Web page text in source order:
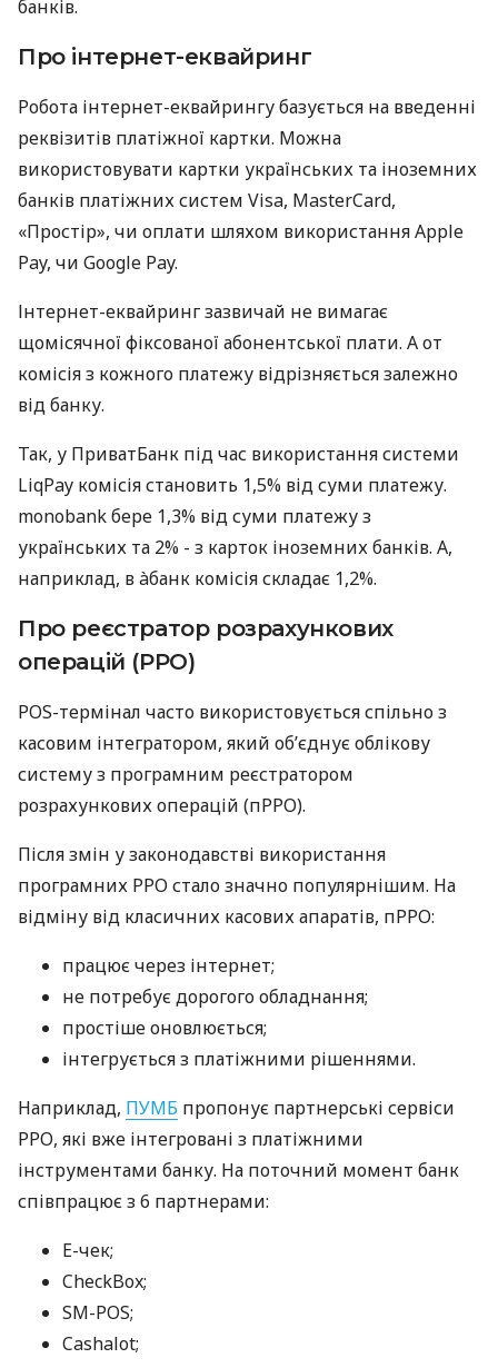
банків.
Про інтернет-еквайринг
Робота інтернет-еквайрингу базується на введенні
реквізитів платіжної картки. Можна
використовувати картки українських та іноземних
банків платіжних систем Visa, MasterCard,
«Простір», чи оплати шляхом використання Apple
Pay, чи Google Pay.
Інтернет-еквайринг зазвичай не вимагає
щомісячної фіксованої абонентської плати. А от
комісія з кожного платежу відрізняється залежно
від банку.
Так, у ПриватБанк під час використання системи
LiqPay комісія становить 1,5% від суми платежу.
monobank бере 1,3% від суми платежу з
українських та 2% - з карток іноземних банків. А,
наприклад, в àбанк комісія складає 1,2%.
Про реєстратор розрахункових
операцій (РРО)
POS-термінал часто використовується спільно з
касовим інтегратором, який об’єднує облікову
систему з програмним реєстратором
розрахункових операцій (пРРО).
Після змін у законодавстві використання
програмних РРО стало значно популярнішим. На
відміну від класичних касових апаратів, пРРО:
працює через інтернет;
не потребує дорогого обладнання;
простіше оновлюється;
інтегрується з платіжними рішеннями.
Наприклад, ПУМБ пропонує партнерські сервіси
РРО, які вже інтегровані з платіжними
інструментами банку. На поточний момент банк
співпрацює з 6 партнерами:
E-чек;
CheckBox;
SM-POS;
Cashalot;